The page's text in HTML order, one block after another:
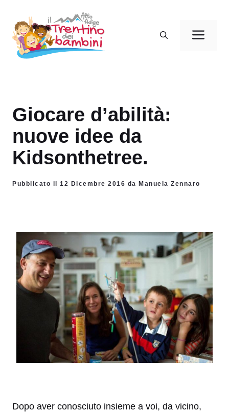
contenuto
Giocare d’abilità:
nuove idee da
Kidsonthetree.
Pubblicato il 12 Dicembre 2016 da Manuela Zennaro
Dopo aver conosciuto insieme a voi, da vicino,